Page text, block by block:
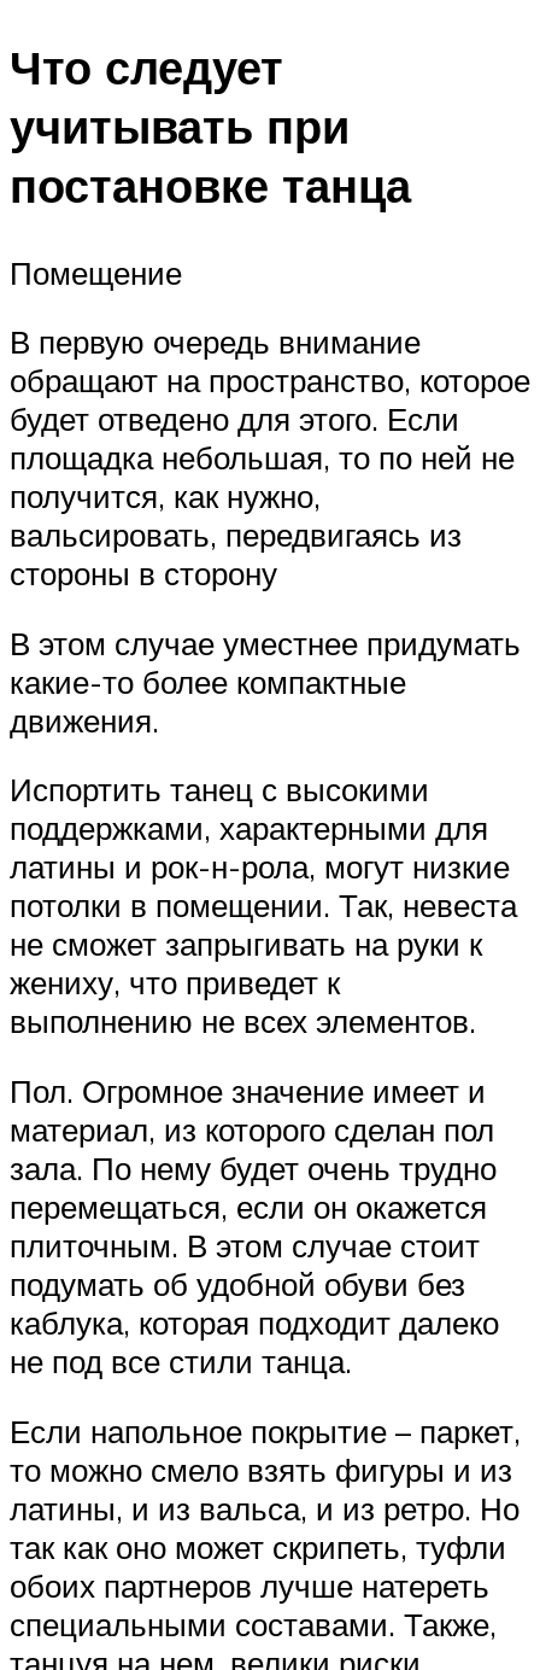
Что следует
учитывать при
постановке танца
Помещение
В первую очередь внимание
обращают на пространство, которое
будет отведено для этого. Если
площадка небольшая, то по ней не
получится, как нужно,
вальсировать, передвигаясь из
стороны в сторону
В этом случае уместнее придумать
какие-то более компактные
движения.
Испортить танец с высокими
поддержками, характерными для
латины и рок-н-рола, могут низкие
потолки в помещении. Так, невеста
не сможет запрыгивать на руки к
жениху, что приведет к
выполнению не всех элементов.
Пол. Огромное значение имеет и
материал, из которого сделан пол
зала. По нему будет очень трудно
перемещаться, если он окажется
плиточным. В этом случае стоит
подумать об удобной обуви без
каблука, которая подходит далеко
не под все стили танца.
Если напольное покрытие – паркет,
то можно смело взять фигуры и из
латины, и из вальса, и из ретро. Но
так как оно может скрипеть, туфли
обоих партнеров лучше натереть
специальными составами. Также,